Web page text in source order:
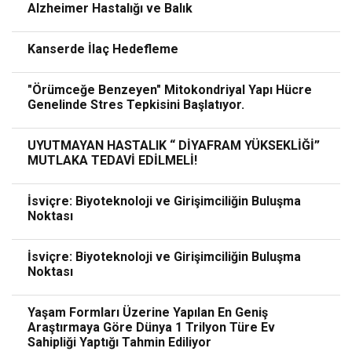
Alzheimer Hastalığı ve Balık
Kanserde İlaç Hedefleme
"Örümceğe Benzeyen" Mitokondriyal Yapı Hücre
Genelinde Stres Tepkisini Başlatıyor.
UYUTMAYAN HASTALIK “ DİYAFRAM YÜKSEKLİĞİ”
MUTLAKA TEDAVİ EDİLMELİ!
İsviçre: Biyoteknoloji ve Girişimciliğin Buluşma
Noktası
İsviçre: Biyoteknoloji ve Girişimciliğin Buluşma
Noktası
Yaşam Formları Üzerine Yapılan En Geniş
Araştırmaya Göre Dünya 1 Trilyon Türe Ev
Sahipliği Yaptığı Tahmin Ediliyor